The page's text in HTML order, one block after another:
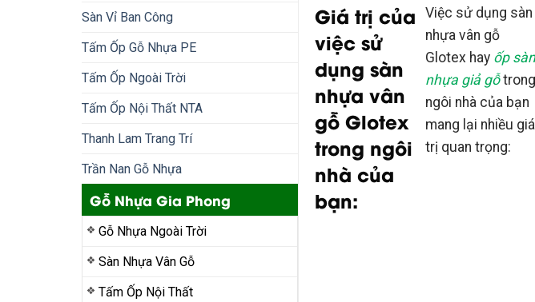
Sàn Vỉ Ban Công
Tấm Ốp Gỗ Nhựa PE
Tấm Ốp Ngoài Trời
Tấm Ốp Nội Thất NTA
Thanh Lam Trang Trí
Trần Nan Gỗ Nhựa
Gỗ Nhựa Gia Phong
Gỗ Nhựa Ngoài Trời
Sàn Nhựa Vân Gỗ
Tấm Ốp Nội Thất
Giá trị của
việc sử
dụng sàn
nhựa vân
gỗ Glotex
trong ngôi
nhà của
bạn:
Việc sử dụng sàn
nhựa vân gỗ
Glotex hay ốp
nhựa giả gỗtrong
ngôi nhà của bạn
mang lại nhiều giá
trị quan trọng: